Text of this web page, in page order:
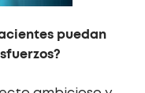
puedan